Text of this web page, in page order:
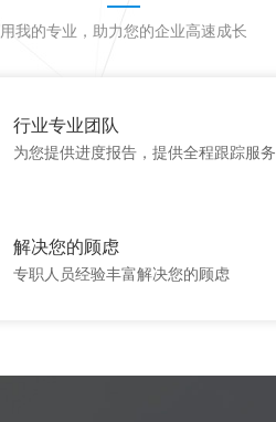
用我的专业，助力您的企业高速成长
行业专业团队
为您提供进度报告，提供全程跟踪服务
解决您的顾虑
专职人员经验丰富解决您的顾虑